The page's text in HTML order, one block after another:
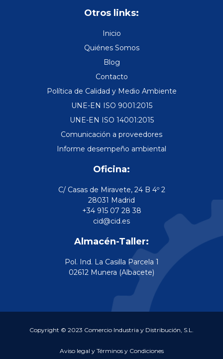
Otros links:
Inicio
Quiénes Somos
Blog
Contacto
Política de Calidad y Medio Ambiente
UNE-EN ISO 9001:2015
UNE-EN ISO 14001:2015
Comunicación a proveedores
Informe desempeño ambiental
Oficina:
C/ Casas de Miravete, 24 B 4º 2
28031 Madrid
+34 915 07 28 38
cid@cid.es
Almacén-Taller:
Pol. Ind. La Casilla Parcela 1
02612 Munera (Albacete)
Copyright © 2023 Comercio Industria y Distribución, S.L.
Aviso legal y Términos y Condiciones